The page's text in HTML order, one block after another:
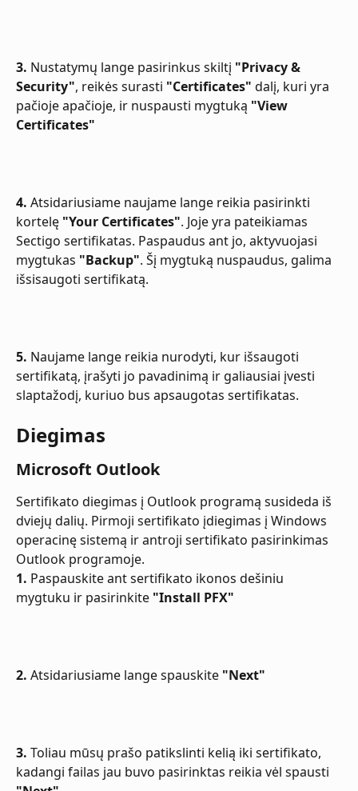
3. Nustatymų lange pasirinkus skiltį "Privacy &
Security", reikės surasti "Certificates" dalį, kuri yra
pačioje apačioje, ir nuspausti mygtuką "View
Certificates"
4. Atsidariusiame naujame lange reikia pasirinkti
kortelę "Your Certificates". Joje yra pateikiamas
Sectigo sertifikatas. Paspaudus ant jo, aktyvuojasi
mygtukas "Backup". Šį mygtuką nuspaudus, galima
išsisaugoti sertifikatą.
5. Naujame lange reikia nurodyti, kur išsaugoti
sertifikatą, įrašyti jo pavadinimą ir galiausiai įvesti
slaptažodį, kuriuo bus apsaugotas sertifikatas.
Diegimas
Microsoft Outlook
Sertifikato diegimas į Outlook programą susideda iš
dviejų dalių. Pirmoji sertifikato įdiegimas į Windows
operacinę sistemą ir antroji sertifikato pasirinkimas
Outlook programoje.
1. Paspauskite ant sertifikato ikonos dešiniu
mygtuku ir pasirinkite "Install PFX"
2. Atsidariusiame lange spauskite "Next"
3. Toliau mūsų prašo patikslinti kelią iki sertifikato,
kadangi failas jau buvo pasirinktas reikia vėl spausti